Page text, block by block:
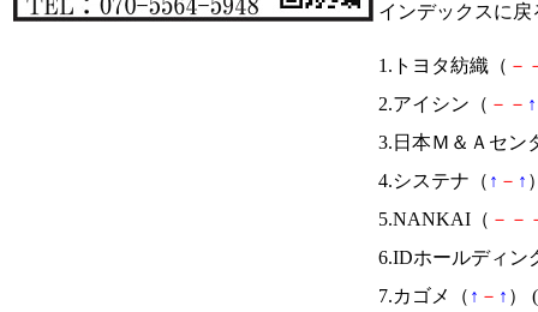
インデックスに戻
1.トヨタ紡織（ －
2.アイシン（ － － ↑
3.日本Ｍ＆Ａセン
4.システナ（ ↑ － ↑
5.NANKAI（ － －
6.IDホールディン
7.カゴメ（ ↑ － ↑ ） (